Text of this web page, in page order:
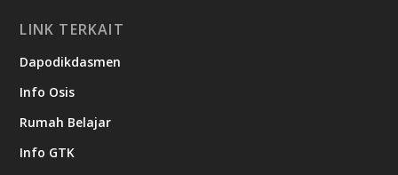
LINK TERKAIT
Dapodikdasmen
Info Osis
Rumah Belajar
Info GTK